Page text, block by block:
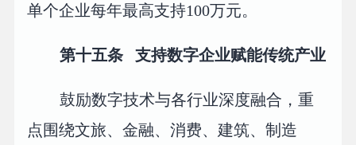
单个企业每年最高支持100万元。
第十五条 支持数字企业赋能传统产业
鼓励数字技术与各行业深度融合，重
点围绕文旅、金融、消费、建筑、制造